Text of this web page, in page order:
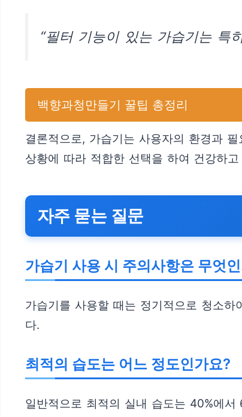
“필터 기능이 있는 가습기는 특
백향과청만들기 꿀팁 총정리
결론적으로, 가습기는 사용자의 환경과
상황에 따라 적합한 선택을 하여 건강하
자주 묻는 질문
가습기 사용 시 주의사항은 무엇
가습기를 사용할 때는 정기적으로 청소
다.
최적의 습도는 어느 정도인가요?
일반적으로 최적의 실내 습도는 40%에